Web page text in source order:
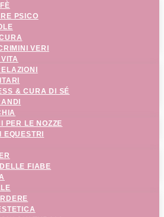
PSICO
VERI
& CURA DI SÉ
PER LE NOZZE
EQUESTRI
FIABE